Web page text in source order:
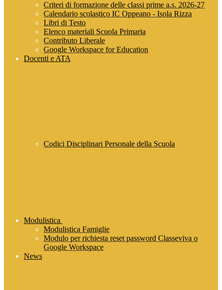
Criteri di formazione delle classi prime a.s. 2026-27
Calendario scolastico IC Oppeano - Isola Rizza
Libri di Testo
Elenco materiali Scuola Primaria
Contributo Liberale
Google Workspace for Education
Docenti e ATA
Codici Disciplinari Personale della Scuola
Modulistica
Modulistica Famiglie
Modulo per richiesta reset password Classeviva o
Google Workspace
News